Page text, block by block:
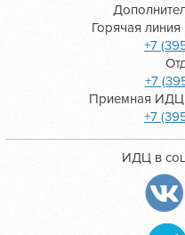
Горячая линия
+7
+7
Приемная ИДЦ
+7
ИДЦ в